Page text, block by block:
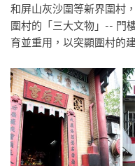
和屏山灰沙圍等新界圍村
圍村的「三大文物」-- 門
育並重用，以突顯圍村的